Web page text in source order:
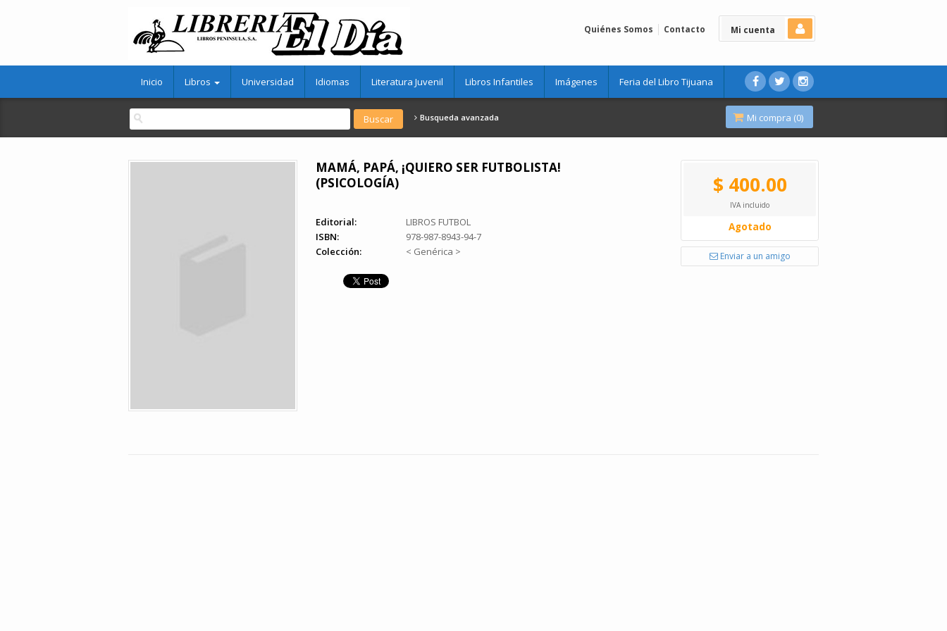
Mi cuenta
Quiénes Somos Contacto
Inicio Libros Universidad Idiomas Literatura Juvenil Libros Infantiles Imágenes Feria del Libro Tijuana
Busqueda avanzada Mi compra (0)
MAMÁ, PAPÁ, ¡QUIERO SER FUTBOLISTA!
(PSICOLOGÍA)
Editorial:
LIBROS FUTBOL
ISBN:
978-987-8943-94-7
Colección:
< Genérica >
$ 400.00
IVA incluido
Agotado
Enviar a un amigo